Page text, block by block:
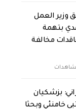
وزير العمل
بتهمة
مخالفة
بزشكيان
خامنئي وبحثا